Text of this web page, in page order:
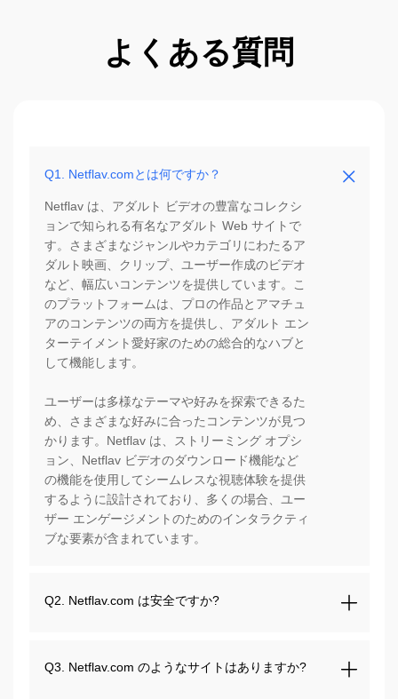
よくある質問
Q1. Netflav.comとは何ですか？
Netflav は、アダルト ビデオの豊富なコレクシ
ョンで知られる有名なアダルト Web サイトで
す。さまざまなジャンルやカテゴリにわたるア
ダルト映画、クリップ、ユーザー作成のビデオ
など、幅広いコンテンツを提供しています。こ
のプラットフォームは、プロの作品とアマチュ
アのコンテンツの両方を提供し、アダルト エン
ターテイメント愛好家のための総合的なハブと
して機能します。
ユーザーは多様なテーマや好みを探索できるた
め、さまざまな好みに合ったコンテンツが見つ
かります。Netflav は、ストリーミング オプシ
ョン、Netflav ビデオのダウンロード機能など
の機能を使用してシームレスな視聴体験を提供
するように設計されており、多くの場合、ユー
ザー エンゲージメントのためのインタラクティ
ブな要素が含まれています。
Q2. Netflav.com は安全ですか?
Q3. Netflav.com のようなサイトはありますか?